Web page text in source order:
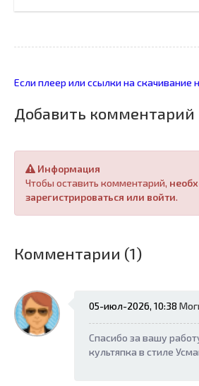
Если плеер или ссылки на скачивание
Добавить комментарий
Информация
Чтобы оставить комментарий,
зарегистрироваться или войти.
Комментарии (1)
05-июл-2026, 10:38
Спасибо за вашу
культяпка в стиле